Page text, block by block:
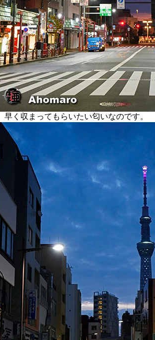
早く収まってもらいたい匂いなのです。